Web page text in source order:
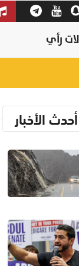
رأي
أحدث الأخبار